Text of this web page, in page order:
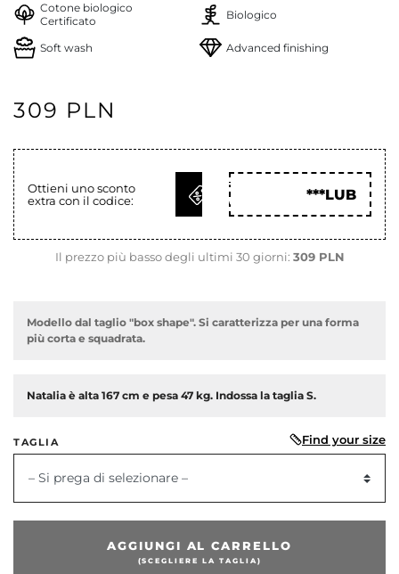
Cotone biologico
Certificato
Biologico
Soft wash Advanced finishing
309 PLN
Ottieni uno sconto
extra con il codice:
OTTIENI
COD
***LUB
Il prezzo più basso degli ultimi 30 giorni: 309 PLN
Modello dal taglio "box shape". Si caratterizza per una forma
più corta e squadrata.
Natalia è alta 167 cm e pesa 47 kg. Indossa la taglia S.
TAGLIA Find your size
– Si prega di selezionare –
AGGIUNGI AL CARRELLO
(SCEGLIERE LA TAGLIA)